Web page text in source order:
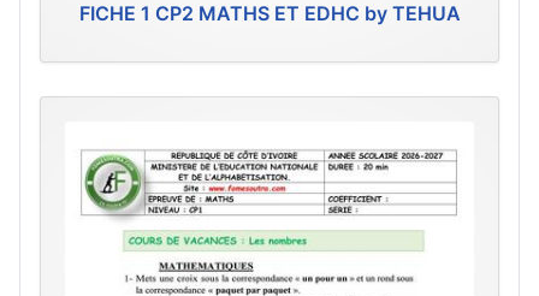
FICHE 1 CP2 MATHS ET EDHC by TEHUA